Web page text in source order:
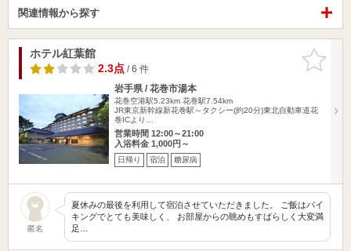
関連情報から探す
お気に入
りに追加
ホテル紅葉館
2.3点/ 6 件
岩手県 / 花巻市湯本
花巻空港駅5.23km 花巻駅7.54km
JR東京新幹線新花巻駅～タクシー(約20分)東北自動車道花
巻ICより…
営業時間 12:00～21:00
入浴料金 1,000円～
日帰り 宿泊 糖尿病
匿名
夏休みの最後を利用して宿泊させていただきました。 ご飯はバイ
キングでとても美味しく、 お部屋からの眺めもすばらしく大変満
足…